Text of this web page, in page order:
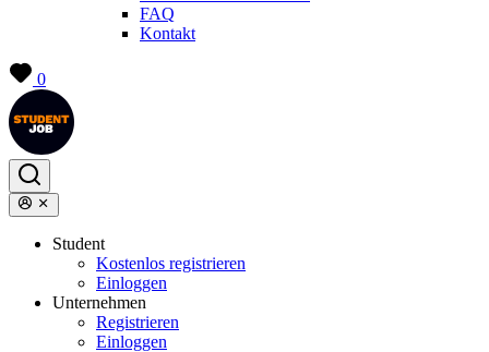
FAQ
Kontakt
0
Student
Kostenlos registrieren
Einloggen
Unternehmen
Registrieren
Einloggen